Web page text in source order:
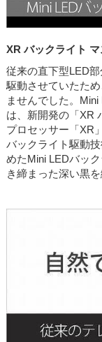
XR バックライト
従来の直下型LED
駆動させていたた
ませんでした。
は、新開発の「XR
プロセッサー「XR
バックライト駆動
めたMini LEDバッ
き締まった深い黒